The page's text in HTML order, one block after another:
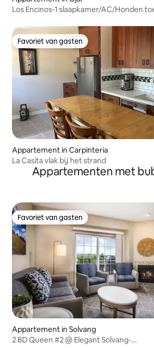
Los Encinos-1 slaapkamer/AC/Honden
Favoriet van gasten
Favoriet van gasten
Appartement in Carpinteria
La Casita vlak bij het strand
Appartementen met
Favoriet van gasten
Favoriet van gasten
Appartement in Solvang
2 BD Queen #2 @ Elegant Solvang-